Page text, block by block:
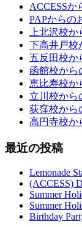
ACCESSか
PAPからの
上北沢校
下高井戸校
五反田校か
函館校から
恵比寿校か
立川校から
荻窪校から
高円寺校か
最近の投稿
Lemonade
(ACCESS)
Summer
Summer
Birthday